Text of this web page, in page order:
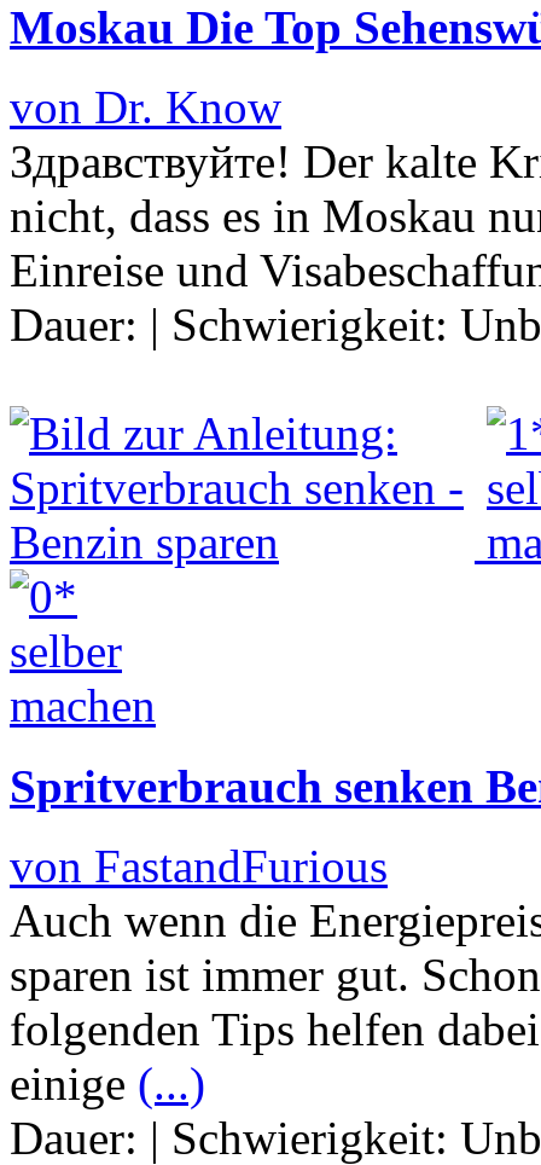
Moskau Die Top
von Dr. Know
Здравствуйте! Der kalte
nicht, dass es in Moskau
Einreise und
Dauer: | Schwierigkeit:
Spritverbrauch senken
von FastandFurious
Auch wenn die
sparen ist immer gut.
folgenden Tips helfen
einige (...)
Dauer: | Schwierigkeit: